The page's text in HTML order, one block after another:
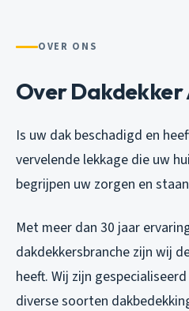
OVER ONS
Over
Is uw dak beschadigd en
vervelende lekkage die uw
begrijpen uw zorgen en
Met meer dan 30 jaar
dakdekkersbranche zijn wij
heeft. Wij zijn
diverse soorten